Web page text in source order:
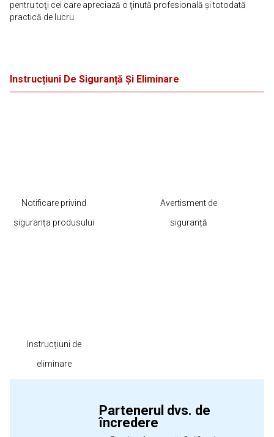
pentru toţi cei care apreciază o ţinută profesională şi totodată
practică de lucru.
Instrucțiuni De Siguranță Și Eliminare
Notificare privind
siguranța produsului
Avertisment de
siguranță
Instrucțiuni de
eliminare
Partenerul dvs. de
încredere